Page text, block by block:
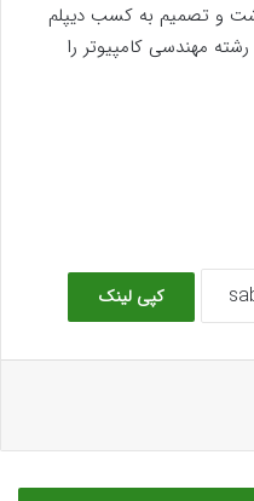
و تصمیم به کسب دیپلم
مهندسی کامپیوتر را
کپی لینک